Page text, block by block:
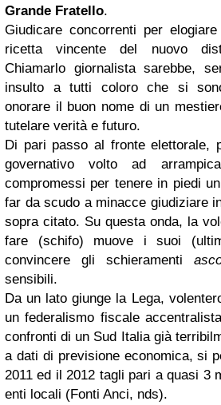
Grande Fratello.
Giudicare concorrenti per
ricetta vincente del nuovo
Chiamarlo giornalista sarebbe,
insulto a tutti coloro che si
onorare il buon nome di un
tutelare verità e futuro.
Di pari passo al fronte elettorale,
governativo volto ad
compromessi per tenere in piedi
far da scudo a minacce giudiziare
sopra citato. Su questa onda, la
fare (schifo) muove i suoi
convincere gli schieramenti
sensibili.
Da un lato giunge la Lega,
un federalismo fiscale
confronti di un Sud Italia già
a dati di previsione economica, si
2011 ed il 2012 tagli pari a quasi 3
enti locali (Fonti Anci, nds).